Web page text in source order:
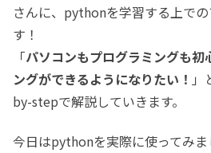
さんに、pythonを学習する上で
す！
「パソコンもプログラミングも初
ングができるようになりたい！
by-stepで解説していきます。
今日はpythonを実際に使ってみま